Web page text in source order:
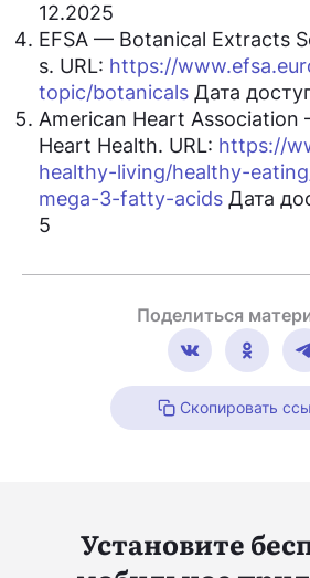
12.2025
EFSA — Botanical Extracts
s. URL: https://
topic/botanicals Дата
American Heart
Heart Health. URL: https://
healthy-living/healthy-
mega-3-fatty-acids Дата
5
Поделиться
Скопировать
Установите